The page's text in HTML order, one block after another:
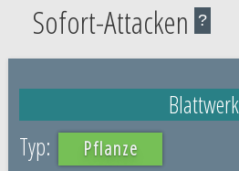
Sofort-Attacken ?
Blattwerk
Pflanze